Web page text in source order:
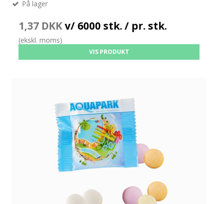
På lager
1,37 DKKv/ 6000 stk. / pr. stk.
(ekskl. moms)
VIS PRODUKT